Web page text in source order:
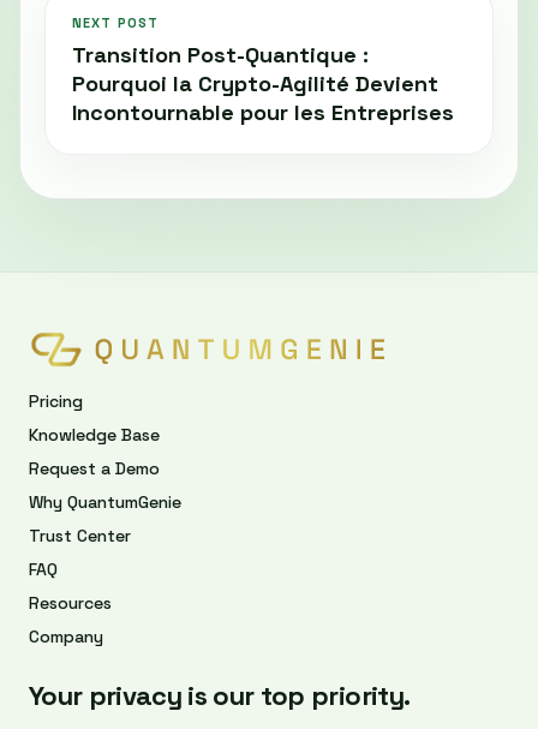
NEXT POST
Transition Post-Quantique :
Pourquoi la Crypto-Agilité Devient
Incontournable pour les Entreprises
Pricing
Knowledge Base
Request a Demo
Why QuantumGenie
Trust Center
FAQ
Resources
Company
Your privacy is our top priority.